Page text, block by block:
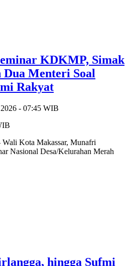
KDKMP, Simak
Dua Menteri Soal
Rakyat
- 07:45 WIB
Kota Makassar, Munafri
Nasional Desa/Kelurahan Merah
hingga Sufmi